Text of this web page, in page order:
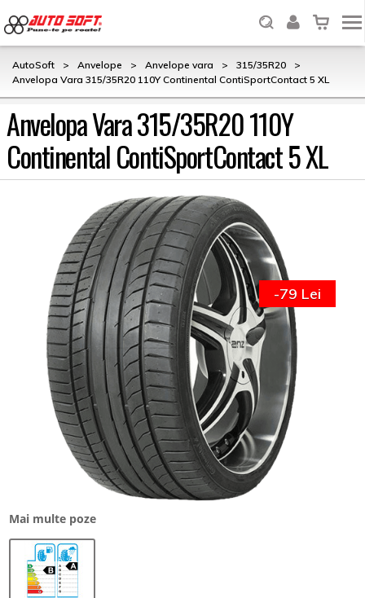
AutoSoft > Anvelope > Anvelope vara > 315/35R20
>
Anvelopa Vara 315/35R20 110Y Continental ContiSportContact 5 XL
Anvelopa Vara 315/35R20 110Y
Continental ContiSportContact 5 XL
Mai multe poze
-79 Lei